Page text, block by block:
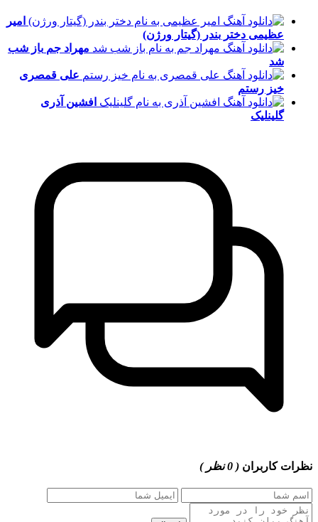
امیر
عظیمی دختر بندر (گیتار ورژن)
مهراد جم باز شب
شد
علی قمصری
خیز رستم
افشین آذری
گلینلیک
نظرات کاربران ( 0 نظر )